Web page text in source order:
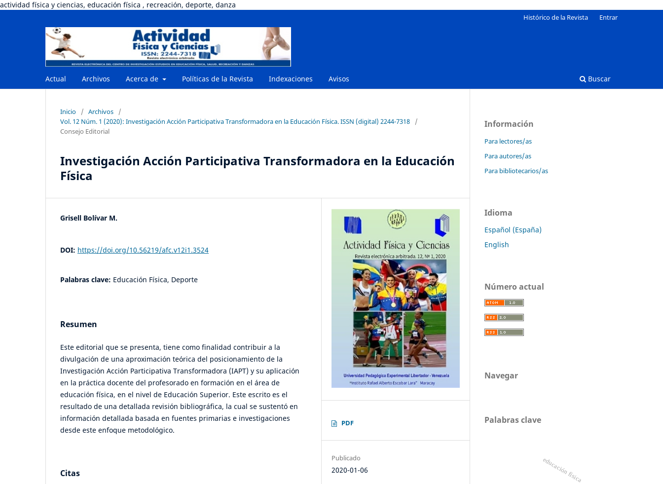
actividad física y ciencias, educación física , recreación, deporte, danza
Actual Archivos Acerca de Políticas de la Revista Indexaciones Avisos Buscar
Histórico de la Revista Entrar
Inicio / Archivos
/
Vol. 12 Núm. 1 (2020): Investigación Acción Participativa Transformadora en la Educación Física. ISSN (digital) 2244-7318
/
Consejo Editorial
Investigación Acción Participativa Transformadora en la Educación
Física
Grisell Bolívar M.
DOI: https://doi.org/10.56219/afc.v12i1.3524
Palabras clave: Educación Física, Deporte
Resumen
Este editorial que se presenta, tiene como finalidad contribuir a la
divulgación de una aproximación teórica del posicionamiento de la
Investigación Acción Participativa Transformadora (IAPT) y su aplicación
en la práctica docente del profesorado en formación en el área de
educación física, en el nivel de Educación Superior. Este escrito es el
resultado de una detallada revisión bibliográfica, la cual se sustentó en
información detallada basada en fuentes primarias e investigaciones
desde este enfoque metodológico.
Citas
PDF
Publicado
2020-01-06
Información
Para lectores/as
Para autores/as
Para bibliotecarios/as
Idioma
Español (España)
English
Número actual
Navegar
Palabras clave
educación física